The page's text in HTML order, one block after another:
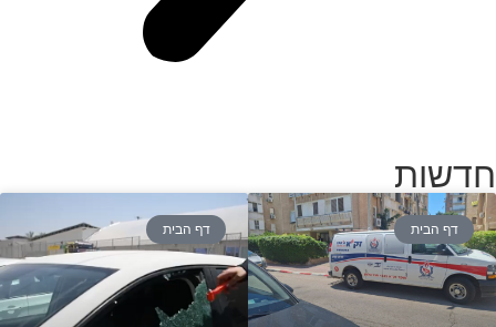
חדשות
דף הבית דף הבית